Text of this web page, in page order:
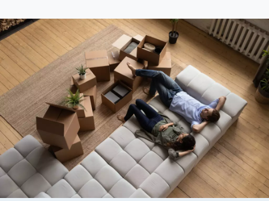
Flyttfirma Lindesberg
Flyttfirma Långflytt
Flyttfirma Malmköping
Flyttfirma Malmö Stockholm
Flyttfirma Mariefred
Flyttfirma Nacka
Flyttfirma Nora
Flyttfirma Norberg
Flyttfirma Norge
Flyttfirma Nykvarn
Flyttfirma Nynäshamn
Flyttfirma Nässjö